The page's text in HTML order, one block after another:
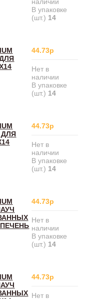
В упаковке
(шт.) 14
44.73р
Нет в
наличии
В упаковке
(шт.) 14
ДЛЯ
44.73р
Нет в
наличии
В упаковке
(шт.) 14
44.73р
Нет в
наличии
В упаковке
(шт.) 14
44.73р
Нет в